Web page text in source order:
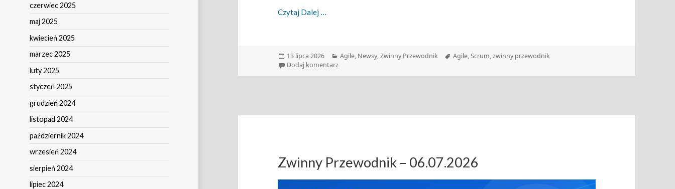
czerwiec 2025
maj 2025
kwiecień 2025
marzec 2025
luty 2025
styczeń 2025
grudzień 2024
listopad 2024
październik 2024
wrzesień 2024
sierpień 2024
lipiec 2024
Czytaj Dalej
Data
publikacji
13 lipca 2026 Kategorie
Agile, Newsy,Zwinny Przewodnik Tagi
Agile,Scrum,zwinny przewodnik
Dodaj komentarzdo Zwinny Przewodnik – 13.07.2026
Zwinny Przewodnik – 06.07.2026